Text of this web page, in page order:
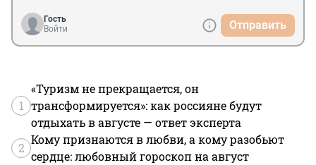
Гость
Войти
Отправить
1
«Туризм не прекращается, он
трансформируется»: как россияне будут
отдыхать в августе — ответ эксперта
2
Кому признаются в любви, а кому разобьют
сердце: любовный гороскоп на август